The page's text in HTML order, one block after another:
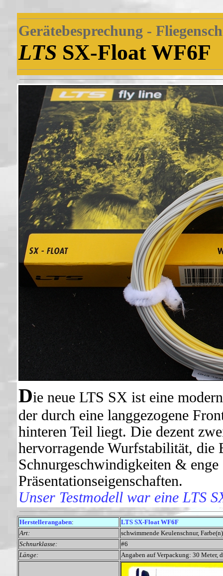
Gerätebesprechung -
LTS SX-Float WF6F
Die neue LTS SX ist eine
der durch eine langgezogene
hinteren Teil liegt. Die dezent
hervorragende Wurfstabilität, die
Schnurgeschwindigkeiten &
Präsentationseigenschaften.
Unser Testmodell war eine LTS
Herstellerangaben:
LTS SX-Float WF6F
Art:
schwimmende Keulenschnur,
Schnurklasse:
#6
Länge:
Angaben auf Verpackung: 30 Meter,